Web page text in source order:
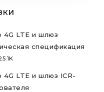
4G LTE и шлюз
спецификация
LTE и шлюз ICR-